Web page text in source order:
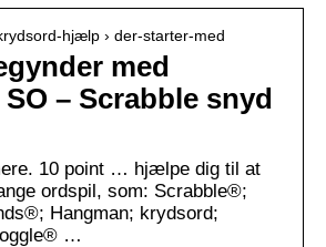
hjælp › der-starter-med
med
– Scrabble snyd
10 point … hjælpe dig til at
ordspil, som: Scrabble®;
Hangman; krydsord;
…